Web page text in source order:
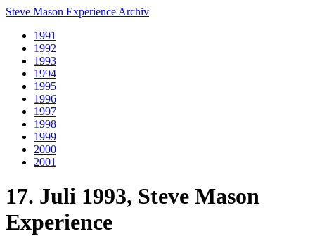
Steve Mason Experience Archiv
1991
1992
1993
1994
1995
1996
1997
1998
1999
2000
2001
17. Juli 1993, Steve Mason
Experience